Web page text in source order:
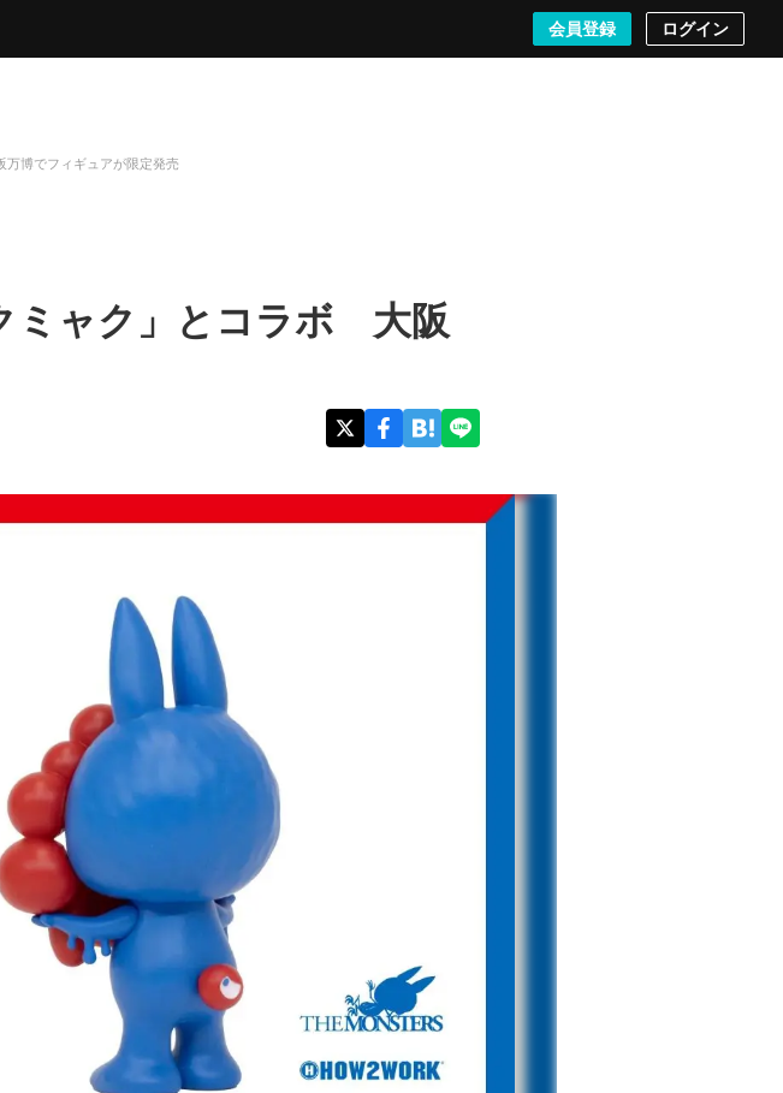
会員登録 ログイン
検索する
博でフィギュアが限定発売
ミャク」とコラボ 大阪